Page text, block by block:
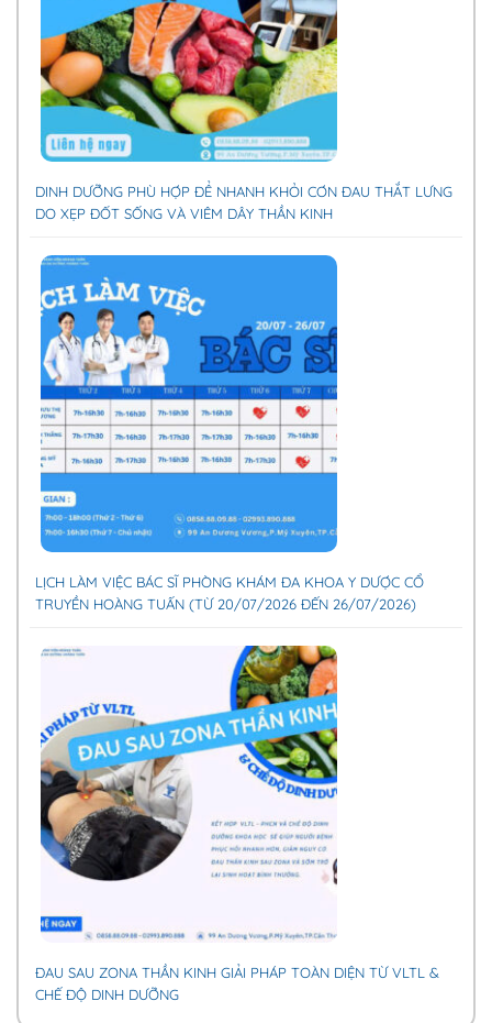
DINH DƯỠNG PHÙ HỢP ĐỂ NHANH KHỎI CƠN ĐAU THẮT LƯNG
DO XẸP ĐỐT SỐNG VÀ VIÊM DÂY THẦN KINH
LỊCH LÀM VIỆC BÁC SĨ PHÒNG KHÁM ĐA KHOA Y DƯỢC CỔ
TRUYỀN HOÀNG TUẤN (TỪ 20/07/2026 ĐẾN 26/07/2026)
ĐAU SAU ZONA THẦN KINH GIẢI PHÁP TOÀN DIỆN TỪ VLTL &
CHẾ ĐỘ DINH DƯỠNG